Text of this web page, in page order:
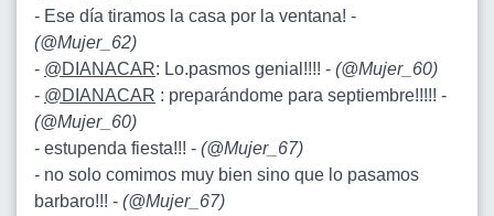
- Ese día tiramos la casa por la ventana! -
(@Mujer_62)
- @DIANACAR: Lo.pasmos genial!!!! - (@Mujer_60)
- @DIANACAR : preparándome para septiembre!!!!! -
(@Mujer_60)
- estupenda fiesta!!! - (@Mujer_67)
- no solo comimos muy bien sino que lo pasamos
barbaro!!! - (@Mujer_67)